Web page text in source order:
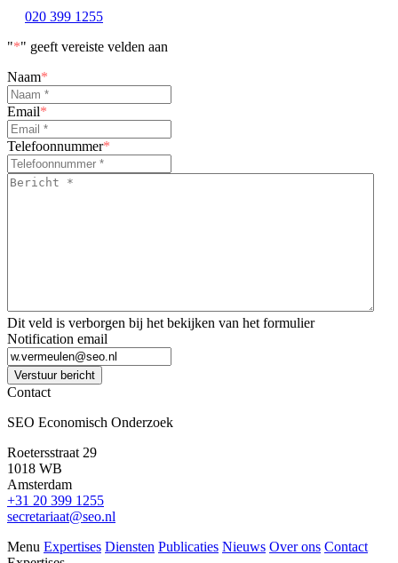
020 399 1255
"*" geeft vereiste velden aan
Naam*
Email*
Telefoonnummer*
Bericht
Dit veld is verborgen bij het bekijken van het formulier
Notification email
Verstuur bericht
Contact
SEO Economisch Onderzoek
Roetersstraat 29
1018 WB
Amsterdam
+31 20 399 1255
secretariaat@seo.nl
Menu Expertises Diensten Publicaties Nieuws Over ons Contact